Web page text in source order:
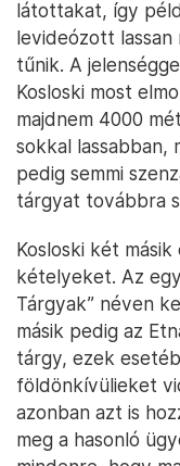
látottakat, így
levideózott
tűnik. A
Kosloski most
majdnem 4000
sokkal lassabban,
pedig semmi
tárgyat továbbra
Kosloski két
kételyeket. Az
Tárgyak” néven
másik pedig az
tárgy, ezek
földönkívülieket
azonban azt is
meg a hasonló